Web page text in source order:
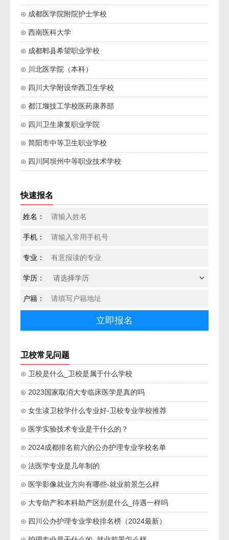
⊙ 成都医学院附院护士学校
⊙ 西南医科大学
⊙ 成都郫县希望职业学校
⊙ 川北医学院（本科）
⊙ 四川大学附设华西卫生学校
⊙ 都江堰技工学校医药康养部
⊙ 四川卫生康复职业学院
⊙ 简阳市中等卫生职业学校
⊙ 四川阿坝州中等职业技术学校
快速报名
姓名：
手机：
专业：
学历：
户籍：
卫校常见问题
⊙ 卫校是什么_卫校是属于什么学校
⊙ 2023国家取消大专临床医学是真的吗
⊙ 女生读卫校学什么专业好-卫校专业学校推荐
⊙ 医学实验技术专业是干什么的？
⊙ 2024成都排名前六的公办护理专业学校名单
⊙ 法医学专业是几年制的
⊙ 医学影像就业方向有哪些-就业前景怎么样
⊙ 大专助产和本科助产区别是什么_待遇一样吗
⊙ 四川公办护理专业学校排名榜（2024最新）